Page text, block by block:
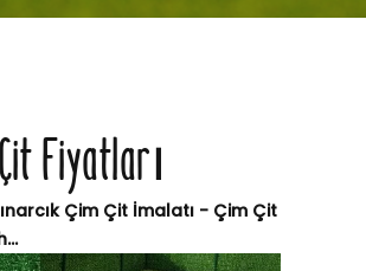
Fiyatları
Çim Çit İmalatı - Çim Çit